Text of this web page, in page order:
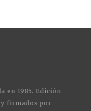
en 1985. Edición
y firmados por